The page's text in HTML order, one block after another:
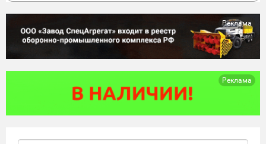
Реклама
Реклама